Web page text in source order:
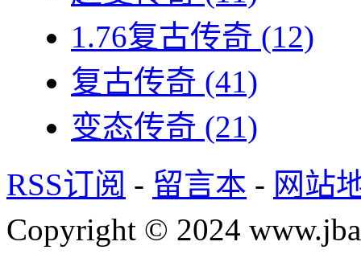
1.76复古传奇 (12)
复古传奇 (41)
变态传奇 (21)
RSS订阅 - 留言本 - 网站
Copyright © 2024